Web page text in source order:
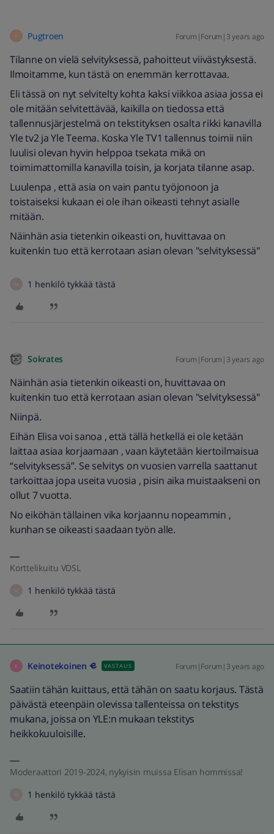
P Pugtroen Forum|Forum|3 years ago
Tilanne on vielä selvityksessä, pahoitteut viivästyksestä.
Ilmoitamme, kun tästä on enemmän kerrottavaa.
Eli tässä on nyt selvitelty kohta kaksi viikkoa asiaa jossa ei
ole mitään selvitettävää, kaikilla on tiedossa että
tallennusjärjestelmä on tekstityksen osalta rikki kanavilla
Yle tv2 ja Yle Teema. Koska Yle TV1 tallennus toimii niin
luulisi olevan hyvin helppoa tsekata mikä on
toimimattomilla kanavilla toisin, ja korjata tilanne asap.
Luulenpa , että asia on vain pantu työjonoon ja
toistaiseksi kukaan ei ole ihan oikeasti tehnyt asialle
mitään.
Näinhän asia tietenkin oikeasti on, huvittavaa on
kuitenkin tuo että kerrotaan asian olevan "selvityksessä"
1 henkilö tykkää tästä
Sokrates Forum|Forum|3 years ago
Näinhän asia tietenkin oikeasti on, huvittavaa on
kuitenkin tuo että kerrotaan asian olevan "selvityksessä"
Niinpä.
Eihän Elisa voi sanoa , että tällä hetkellä ei ole ketään
laittaa asiaa korjaamaan , vaan käytetään kiertoilmaisua
“selvityksessä”. Se selvitys on vuosien varrella saattanut
tarkoittaa jopa useita vuosia , pisin aika muistaakseni on
ollut 7 vuotta.
No eiköhän tällainen vika korjaannu nopeammin ,
kunhan se oikeasti saadaan työn alle.
Korttelikuitu VDSL
1 henkilö tykkää tästä
K Keinotekoinen VASTAUS Forum|Forum|3 years ago
Saatiin tähän kuittaus, että tähän on saatu korjaus. Tästä
päivästä eteenpäin olevissa tallenteissa on tekstitys
mukana, joissa on YLE:n mukaan tekstitys
heikkokuuloisille.
Moderaattori 2019-2024, nykyisin muissa Elisan hommissa!
1 henkilö tykkää tästä